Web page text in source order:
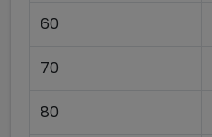
60
70
80